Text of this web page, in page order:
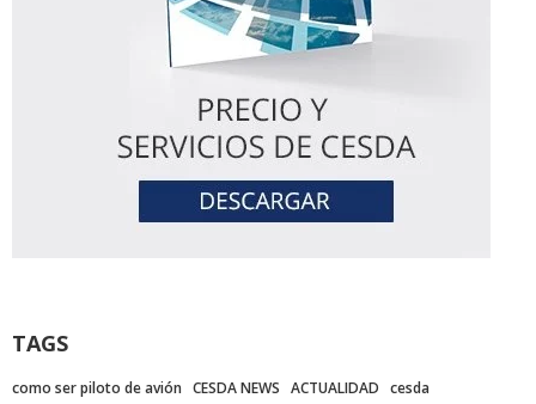
TAGS
como ser piloto de avión CESDA NEWS ACTUALIDAD cesda